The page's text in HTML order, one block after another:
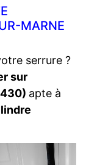
MARNE
serrure ?
sur
apte à